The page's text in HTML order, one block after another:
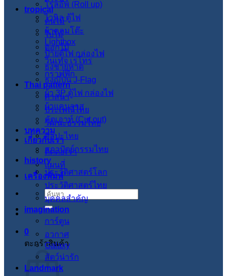
โรลอัพ (Roll up)
ไวนิล ตู้ไฟ
ผ้าคลุมโต๊ะ
Lightbox
ป้ายตู้ไฟ กล่องไฟ
ธงชายหาด
ธงญี่ปุ่น J-Flag
ผ้า 3P ตู้ไฟ กล่องไฟ
ผ้าแคนวาส
คัตเอาท์ (Cut out)
บทความ
เกี่ยวกับเรา
ติดต่อเรา
แผนที่
เครื่องพิมพ์
ค้นหา:
0
ตะกร้าสินค้า
tropical
ต้นไม้
ใบไม้
ดอกไม้
วินเทจ เรโทร
กราฟฟิก
Thai pattern
ศาสนา
ประเพณีไทย
วัฒนะธรรมไทย
ศิลปะไทย
สภาปัตย์กรรมไทย
history
ประวัติศาสตร์โลก
ประวัติศาสตร์ไทย
บุคคลสำคัญ
imagination
การ์ตูน
อวกาศ
Galaxy
สัตว์น่ารัก
Landmark